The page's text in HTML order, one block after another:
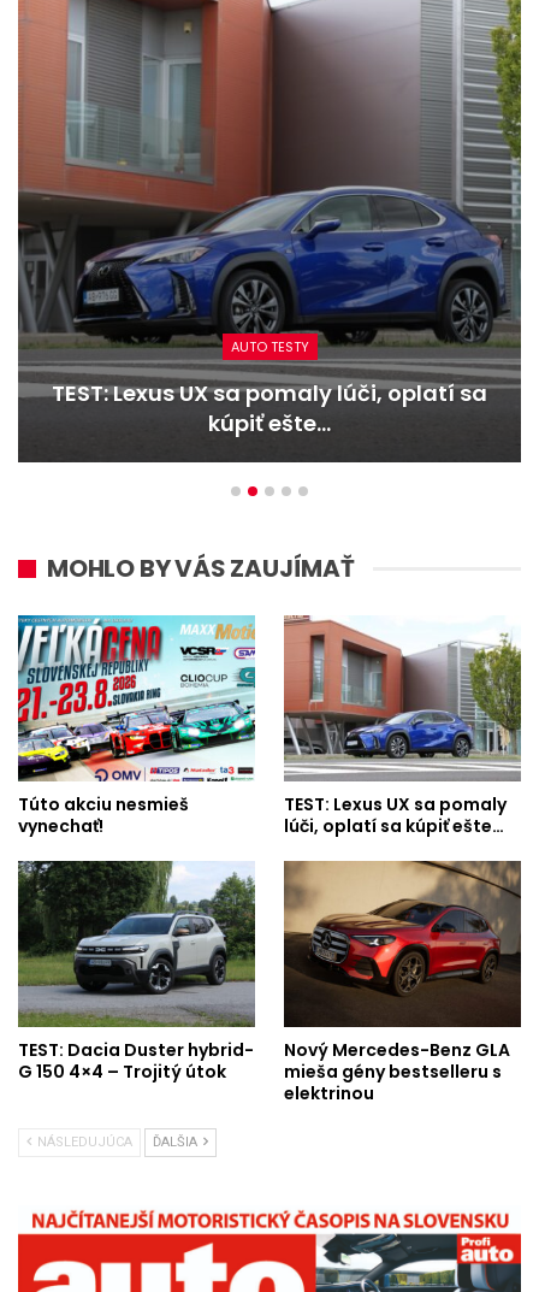
AUTO TESTY
TEST: Lexus UX sa pomaly lúči, oplatí sa
kúpiť ešte…
MOHLO BY VÁS ZAUJÍMAŤ
Túto akciu nesmieš
vynechať!
TEST: Lexus UX sa pomaly
lúči, oplatí sa kúpiť ešte…
TEST: Dacia Duster hybrid-
G 150 4×4 – Trojitý útok
Nový Mercedes-Benz GLA
mieša gény bestselleru s
elektrinou
NÁSLEDUJÚCA ĎALŠIA